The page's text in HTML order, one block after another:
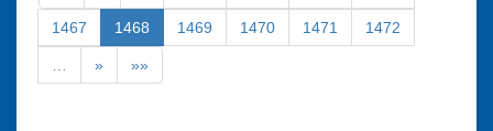
1467 1468 1469 1470 1471 1472
» »»